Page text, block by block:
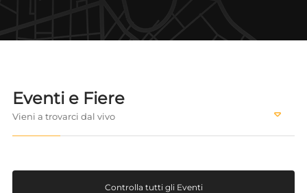
Eventi e Fiere
Vieni a trovarci dal vivo
Controlla tutti gli Eventi